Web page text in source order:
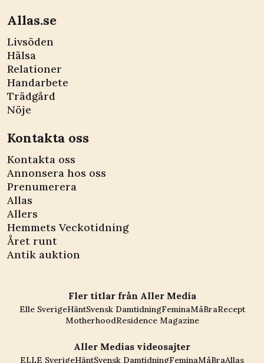
Allas.se
Livsöden
Hälsa
Relationer
Handarbete
Trädgård
Nöje
Kontakta oss
Kontakta oss
Annonsera hos oss
Prenumerera
Allas
Allers
Hemmets Veckotidning
Året runt
Antik auktion
Fler titlar från Aller Media
Elle SverigeHäntSvensk DamtidningFeminaMåBraRecept
MotherhoodResidence Magazine
Aller Medias videosajter
ELLE SverigeHäntSvensk DamtidningFeminaMåBraAllas